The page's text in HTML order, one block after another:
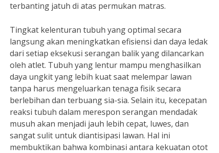
terbanting jatuh di atas permukan matras.
Tingkat kelenturan tubuh yang optimal secara
langsung akan meningkatkan efisiensi dan daya ledak
dari setiap eksekusi serangan balik yang dilancarkan
oleh atlet. Tubuh yang lentur mampu menghasilkan
daya ungkit yang lebih kuat saat melempar lawan
tanpa harus mengeluarkan tenaga fisik secara
berlebihan dan terbuang sia-sia. Selain itu, kecepatan
reaksi tubuh dalam merespon serangan mendadak
musuh akan menjadi jauh lebih cepat, luwes, dan
sangat sulit untuk diantisipasi lawan. Hal ini
membuktikan bahwa kombinasi antara kekuatan otot